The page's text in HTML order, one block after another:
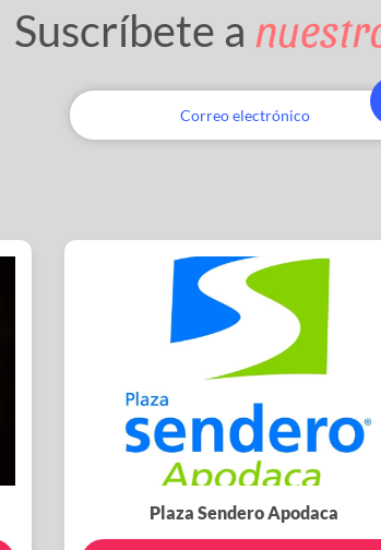
Suscríbete a
Plaza Sendero Apodaca